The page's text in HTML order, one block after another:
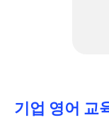
기업 영어 교